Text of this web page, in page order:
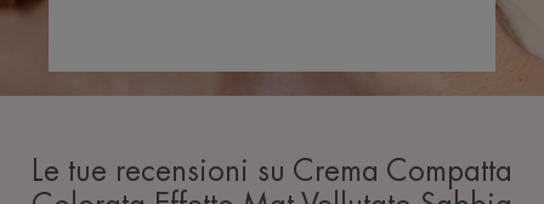
Le tue recensioni su Crema Compatta